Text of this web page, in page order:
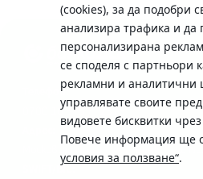
(cookies), за да подобри
анализира трафика и да
персонализирана
се споделя с партньори
рекламни и аналитични
управлявате своите
видовете бисквитки
Повече информация ще
условия за ползване“.
Телефон:
0700 10 375 / *2375
Московска No.19 / ул. Г. Бенковски
SWIFT/BIC: